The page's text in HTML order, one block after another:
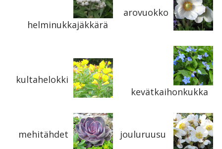
helminukkajäkkärä
arovuokko
kultahelokki
kevätkaihonkukka
mehitähdet jouluruusu